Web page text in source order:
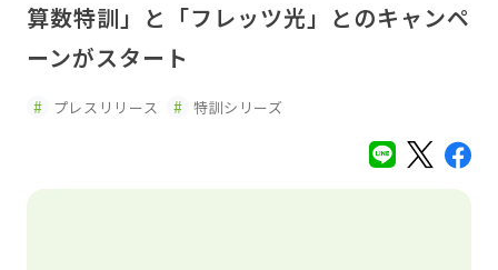
算数特訓」と「フレッツ光」とのキャンペ
ーンがスタート
プレスリリース 特訓シリーズ